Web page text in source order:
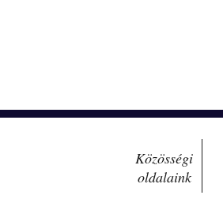
Közösségi
oldalaink